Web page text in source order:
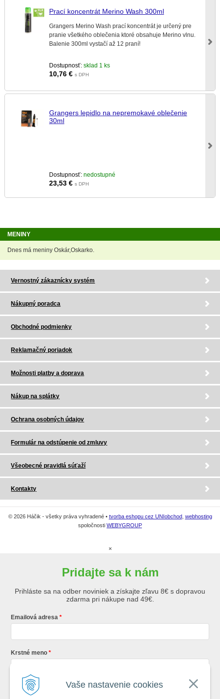
Vaše nastavenie cookies
Prací koncentrát Merino Wash 300ml
Grangers Merino Wash prací koncentrát je určený pre
pranie všetkého oblečenia ktoré obsahuje Merino vlnu.
Balenie 300ml vystačí až 12 praní!
Dostupnosť:sklad 1 ks
10,76 € s DPH
Grangers lepidlo na nepremokavé oblečenie
30ml
Dostupnosť:nedostupné
23,53 € s DPH
MENINY
Dnes má meniny Oskár,Oskarko.
Vernostný zákaznícky systém
Nákupný poradca
Obchodné podmienky
Reklamačný poriadok
Možnosti platby a doprava
Nákup na splátky
Ochrana osobných údajov
Formulár na odstúpenie od zmluvy
Všeobecné pravidlá súťaží
Kontakty
© 2026 Háčik - všetky práva vyhradené • tvorba eshopu cez UNIobchod webhosting
spoločnosti WEBYGROUP
×
Pridajte sa k nám
Prihláste sa na odber noviniek a získajte zľavu 8€ s dopravou
zdarma pri nákupe nad 49€.
Emailová adresa
Krstné meno
Registráciou súhlasíte so